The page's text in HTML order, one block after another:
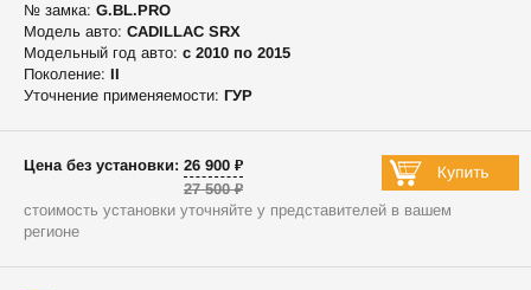
№ замка: G.BL.PRO
Модель авто: CADILLAC SRX
Модельный год авто: c 2010 по 2015
Поколение: II
Уточнение применяемости: ГУР
Цена без установки: 26 900 ₽
27 500 ₽
стоимость установки уточняйте у представителей в вашем
регионе